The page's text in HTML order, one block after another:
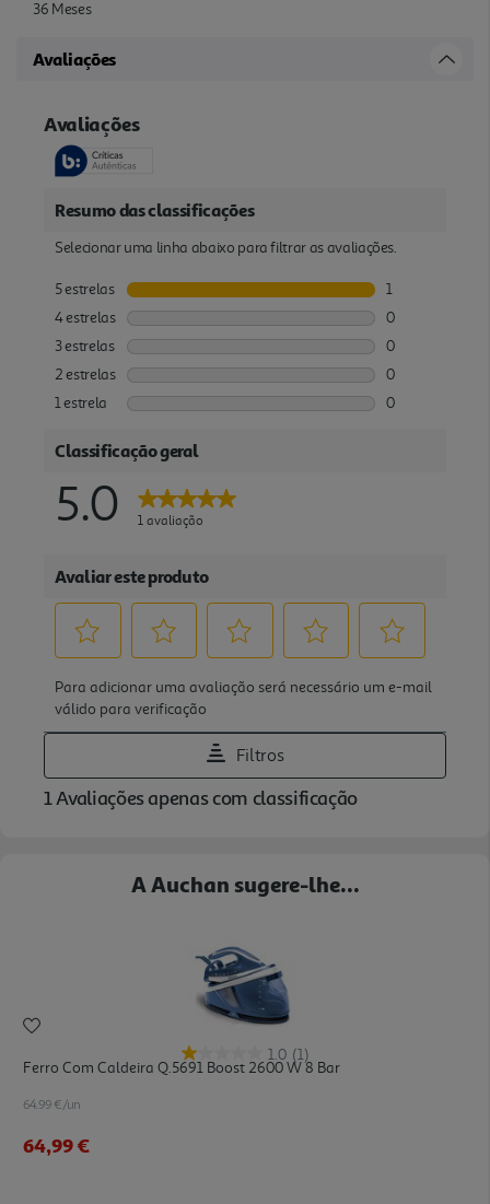
36 Meses
Avaliações
A Auchan sugere-lhe...
1.0 (1)
Ferro Com Caldeira Q.5691 Boost 2600 W 8 Bar
64.99 €/un
64,99 €